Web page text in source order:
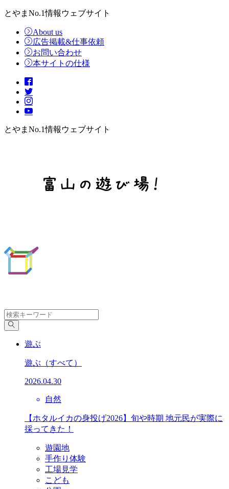
とやまNo.1情報ウェブサイト
About us
広告掲載&仕事依頼
お問い合わせ
本サイトの仕様
とやまNo.1情報ウェブサイト
遊ぶ
遊ぶ （すべて）
2026.04.30
自然
【ホタルイカの身投げ2026】旬や時期 地元民が実際に
採ってきた！
遊園地
手作り体験
工場見学
こども